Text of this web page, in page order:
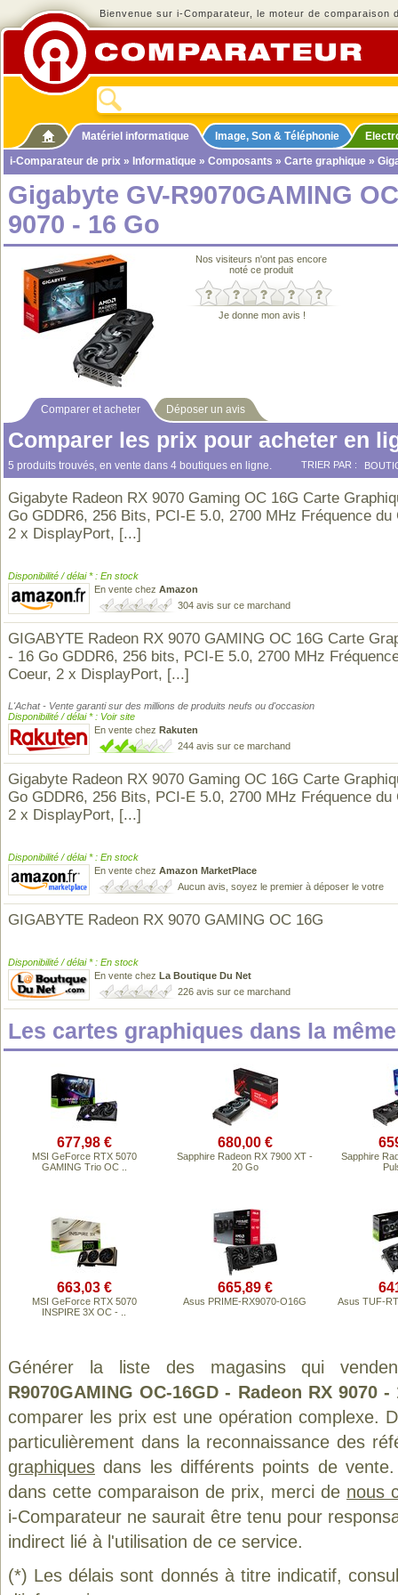
Bienvenue sur i-Comparateur, le moteur de comparaison
Matériel informatique Image, Son & Téléphonie
i-Comparateur de prix » Informatique » Composants » Carte graphique »
Gigabyte GV-R9070GAMING
9070 - 16 Go
Nos visiteurs n'ont pas encore
noté ce produit
Je donne mon avis !
Comparer et acheter Déposer un avis
Comparer les prix pour acheter en
5 produits trouvés, en vente dans 4 boutiques en ligne. TRIER PAR :
Gigabyte Radeon RX 9070 Gaming OC 16G Carte
Go GDDR6, 256 Bits, PCI-E 5.0, 2700 MHz Fréquence
2 x DisplayPort, [...]
Disponibilité / délai * : En stock
En vente chez Amazon
304 avis sur ce marchand
GIGABYTE Radeon RX 9070 GAMING OC 16G Carte
- 16 Go GDDR6, 256 bits, PCI-E 5.0, 2700 MHz
Coeur, 2 x DisplayPort, [...]
L'Achat - Vente garanti sur des millions de produits neufs ou d'occasion
Disponibilité / délai * : Voir site
En vente chez Rakuten
244 avis sur ce marchand
Gigabyte Radeon RX 9070 Gaming OC 16G Carte
Go GDDR6, 256 Bits, PCI-E 5.0, 2700 MHz Fréquence
2 x DisplayPort, [...]
Disponibilité / délai * : En stock
En vente chez Amazon MarketPlace
Aucun avis, soyez le premier à déposer le votre
GIGABYTE Radeon RX 9070 GAMING OC 16G
Disponibilité / délai * : En stock
En vente chez La Boutique Du Net
226 avis sur ce marchand
Les cartes graphiques dans la
677,98 €
MSI GeForce RTX 5070
GAMING Trio OC ..
680,00 €
Sapphire Radeon RX 7900 XT -
20 Go
Sapphire
663,03 €
MSI GeForce RTX 5070
INSPIRE 3X OC - ..
665,89 €
Asus PRIME-RX9070-O16G Asus TUF-
Générer la liste des magasins qui
R9070GAMING OC-16GD - Radeon RX 9070 -
comparer les prix est une opération complexe.
particulièrement dans la reconnaissance des
graphiques dans les différents points de
dans cette comparaison de prix, merci de nous
i-Comparateur ne saurait être tenu pour
indirect lié à l'utilisation de ce service.
(*) Les délais sont donnés à titre indicatif,